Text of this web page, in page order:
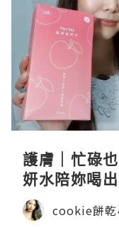
護膚｜忙碌
妍水陪妳喝
cookie餅乾